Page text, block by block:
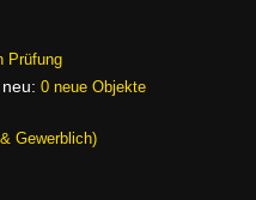
Prüfung
0 neue Objekte
Gewerblich)